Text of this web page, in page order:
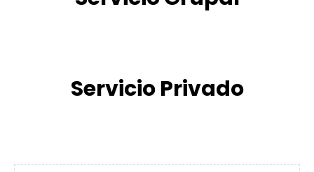
Servicio Privado